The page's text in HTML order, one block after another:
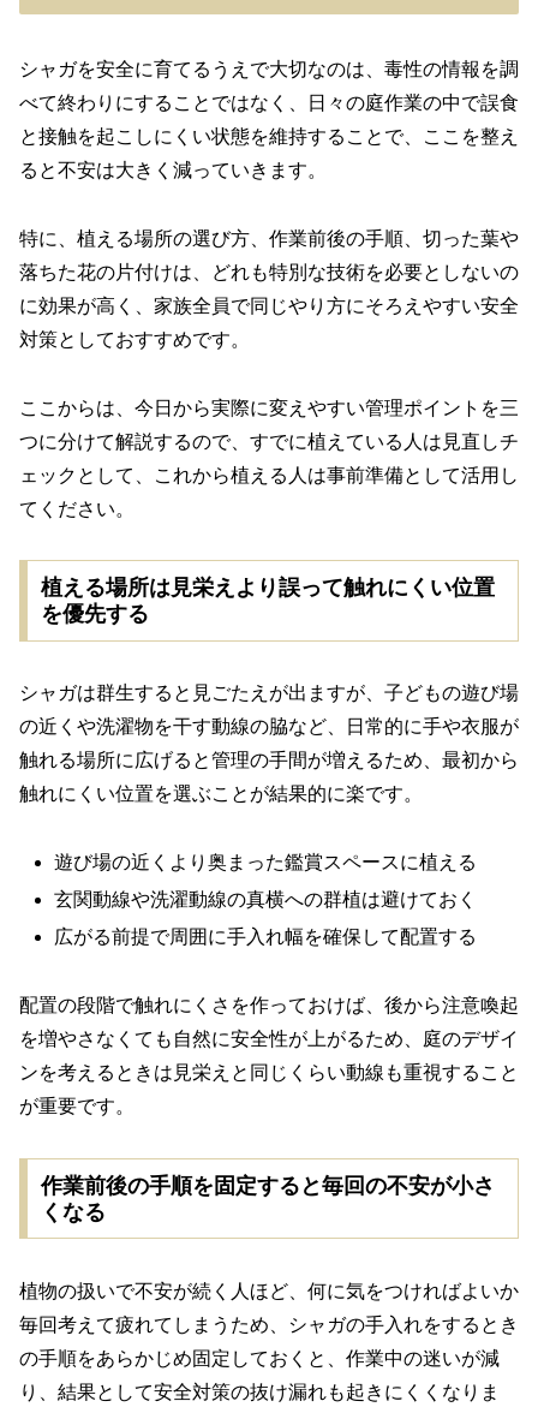
シャガを安全に育てるうえで大切なのは、毒性の情報を調
べて終わりにすることではなく、日々の庭作業の中で誤食
と接触を起こしにくい状態を維持することで、ここを整え
ると不安は大きく減っていきます。
特に、植える場所の選び方、作業前後の手順、切った葉や
落ちた花の片付けは、どれも特別な技術を必要としないの
に効果が高く、家族全員で同じやり方にそろえやすい安全
対策としておすすめです。
ここからは、今日から実際に変えやすい管理ポイントを三
つに分けて解説するので、すでに植えている人は見直しチ
ェックとして、これから植える人は事前準備として活用し
てください。
植える場所は見栄えより誤って触れにくい位置
を優先する
シャガは群生すると見ごたえが出ますが、子どもの遊び場
の近くや洗濯物を干す動線の脇など、日常的に手や衣服が
触れる場所に広げると管理の手間が増えるため、最初から
触れにくい位置を選ぶことが結果的に楽です。
遊び場の近くより奥まった鑑賞スペースに植える
玄関動線や洗濯動線の真横への群植は避けておく
広がる前提で周囲に手入れ幅を確保して配置する
配置の段階で触れにくさを作っておけば、後から注意喚起
を増やさなくても自然に安全性が上がるため、庭のデザイ
ンを考えるときは見栄えと同じくらい動線も重視すること
が重要です。
作業前後の手順を固定すると毎回の不安が小さ
くなる
植物の扱いで不安が続く人ほど、何に気をつければよいか
毎回考えて疲れてしまうため、シャガの手入れをするとき
の手順をあらかじめ固定しておくと、作業中の迷いが減
り、結果として安全対策の抜け漏れも起きにくくなりま